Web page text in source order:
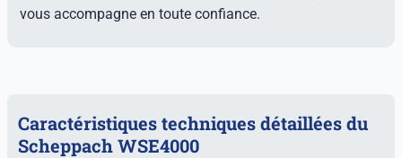
vous accompagne en toute confiance.
Caractéristiques techniques détaillées du
Scheppach WSE4000